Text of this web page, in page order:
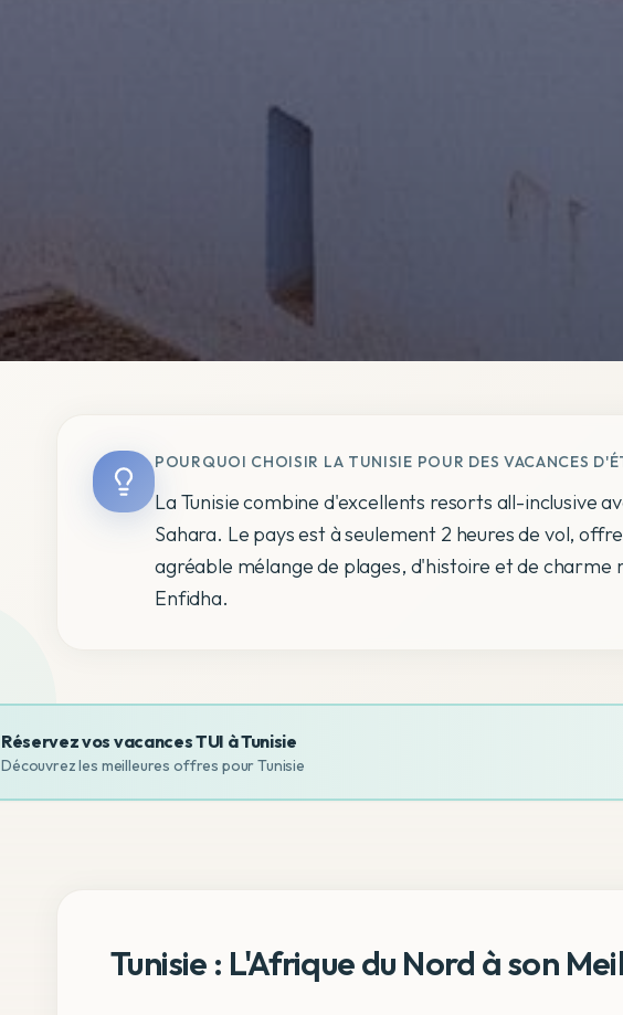
POURQUOI CHOISIR LA TUNISIE POUR DES VACANCES
La Tunisie combine d'excellents resorts all-inclusive
Sahara. Le pays est à seulement 2 heures de vol,
agréable mélange de plages, d'histoire et de
Enfidha.
Réservez vos vacances TUI àTunisie
Découvrez les meilleures offres pourTunisie
Tunisie : L'Afrique du Nord à son